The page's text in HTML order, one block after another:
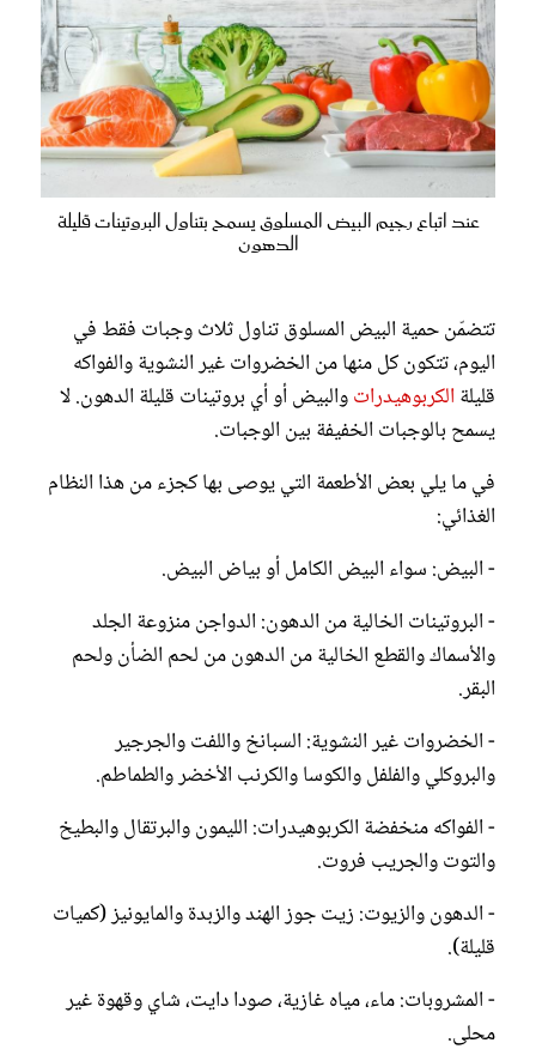
عند اتباع رجيم البيض المسلوق يسمح بتناول البروتينات قليلة
الدهون
تتضمّن حمية البيض المسلوق تناول ثلاث وجبات فقط في
اليوم، تتكون كل منها من الخضروات غير النشوية والفواكه
قليلة الكربوهيدراتوالبيض أو أي بروتينات قليلة الدهون. لا
يسمح بالوجبات الخفيفة بين الوجبات.
في ما يلي بعض الأطعمة التي يوصى بها كجزء من هذا النظام
الغذائي:
- البيض: سواء البيض الكامل أو بياض البيض.
- البروتينات الخالية من الدهون: الدواجن منزوعة الجلد
والأسماك والقطع الخالية من الدهون من لحم الضأن ولحم
البقر.
- الخضروات غير النشوية: السبانخ واللفت والجرجير
والبروكلي والفلفل والكوسا والكرنب الأخضر والطماطم.
- الفواكه منخفضة الكربوهيدرات: الليمون والبرتقال والبطيخ
والتوت والجريب فروت.
- الدهون والزيوت: زيت جوز الهند والزبدة والمايونيز (كميات
قليلة).
- المشروبات: ماء، مياه غازية، صودا دايت، شاي وقهوة غير
محلى.